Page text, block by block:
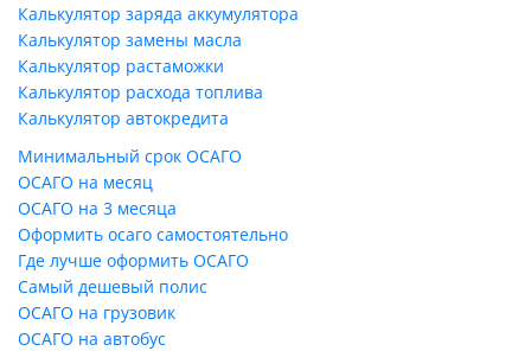
Калькулятор заряда аккумулятора
Калькулятор замены масла
Калькулятор растаможки
Калькулятор расхода топлива
Калькулятор автокредита
Минимальный срок ОСАГО
ОСАГО на месяц
ОСАГО на 3 месяца
Оформить осаго самостоятельно
Где лучше оформить ОСАГО
Самый дешевый полис
ОСАГО на грузовик
ОСАГО на автобус